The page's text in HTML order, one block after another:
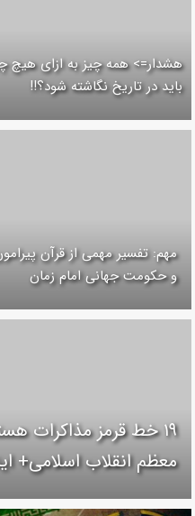
هشدار=> همه چیز به ازای هیچ
باید در تاریخ نگاشته شود؟!!
مهم: تفسیر مهمی از قرآن
و حکومت جهانی امام زمان
۱۹ خط قرمز مذاکرات
معظم انقلاب اسلامی+